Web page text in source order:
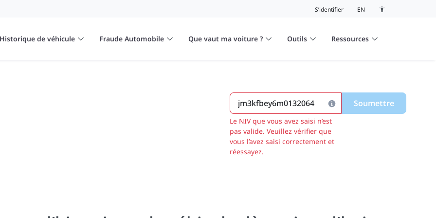
S’identifier
EN
Historique de véhicule Fraude Automobile Que vaut ma voiture ? Outils Ressources
Le NIV que vous avez saisi n’est
pas valide. Veuillez vérifier que
vous l’avez saisi correctement et
réessayez.
Soumettre